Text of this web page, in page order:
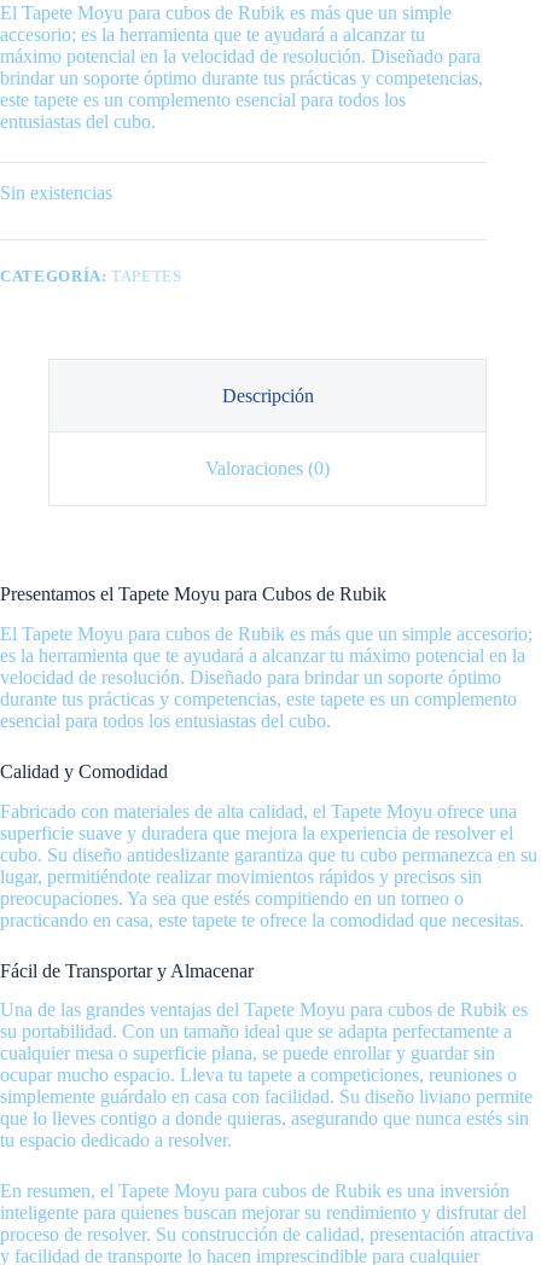
El Tapete Moyu para cubos de Rubik es más que un simple
accesorio; es la herramienta que te ayudará a alcanzar tu
máximo potencial en la velocidad de resolución. Diseñado para
brindar un soporte óptimo durante tus prácticas y competencias,
este tapete es un complemento esencial para todos los
entusiastas del cubo.
Sin existencias
CATEGORÍA:TAPETES
Descripción
Valoraciones (0)
Presentamos el Tapete Moyu para Cubos de Rubik
El Tapete Moyu para cubos de Rubik es más que un simple accesorio;
es la herramienta que te ayudará a alcanzar tu máximo potencial en la
velocidad de resolución. Diseñado para brindar un soporte óptimo
durante tus prácticas y competencias, este tapete es un complemento
esencial para todos los entusiastas del cubo.
Calidad y Comodidad
Fabricado con materiales de alta calidad, el Tapete Moyu ofrece una
superficie suave y duradera que mejora la experiencia de resolver el
cubo. Su diseño antideslizante garantiza que tu cubo permanezca en su
lugar, permitiéndote realizar movimientos rápidos y precisos sin
preocupaciones. Ya sea que estés compitiendo en un torneo o
practicando en casa, este tapete te ofrece la comodidad que necesitas.
Fácil de Transportar y Almacenar
Una de las grandes ventajas del Tapete Moyu para cubos de Rubik es
su portabilidad. Con un tamaño ideal que se adapta perfectamente a
cualquier mesa o superficie plana, se puede enrollar y guardar sin
ocupar mucho espacio. Lleva tu tapete a competiciones, reuniones o
simplemente guárdalo en casa con facilidad. Su diseño liviano permite
que lo lleves contigo a donde quieras, asegurando que nunca estés sin
tu espacio dedicado a resolver.
En resumen, el Tapete Moyu para cubos de Rubik es una inversión
inteligente para quienes buscan mejorar su rendimiento y disfrutar del
proceso de resolver. Su construcción de calidad, presentación atractiva
y facilidad de transporte lo hacen imprescindible para cualquier